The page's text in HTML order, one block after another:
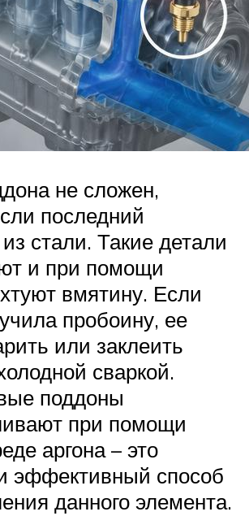
не сложен,
последний
из стали. Такие детали
и при помощи
вмятину. Если
пробоину, ее
или заклеить
сваркой.
поддоны
при помощи
аргона – это
эффективный способ
данного элемента.